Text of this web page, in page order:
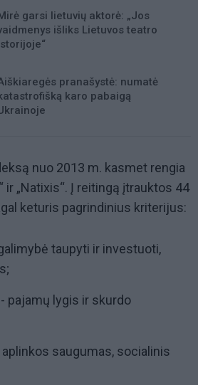
Mirė garsi lietuvių aktorė: „Jos
išliks Lietuvos teatro
pranašystė: numatė
katastrofišką karo pabaigą
nuo 2013 m. kasmet rengia
ir „Natixis“. Į reitingą įtrauktos 44
keturis pagrindinius kriterijus:
taupyti ir investuoti,
pajamų lygis ir skurdo
saugumas, socialinis